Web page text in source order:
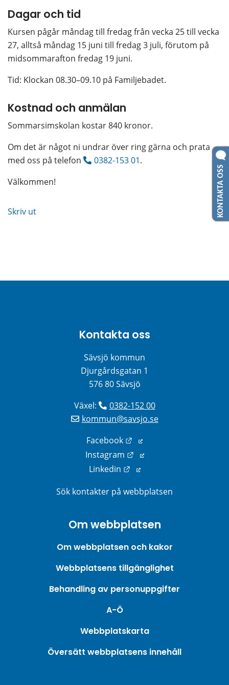
Dagar och tid
Kursen pågår måndag till fredag från vecka 25 till vecka
27, alltså måndag 15 juni till fredag 3 juli, förutom på
midsommarafton fredag 19 juni.
Tid: Klockan 08.30–09.10 på Familjebadet.
Kostnad och anmälan
Sommarsimskolan kostar 840 kronor.
Om det är något ni undrar över ring gärna och prata
med oss på telefon
0382-153 01.
Välkommen!
Skriv ut
Kontakta oss
Sävsjö kommun
Djurgårdsgatan 1
576 80 Sävsjö
Växel:
0382-152 00
kommun@savsjo.se
Facebook
Länk till annan
Instagram
Länk till annan
Linkedin
Länk till annan webbplats.
Sök kontakter på webbplatsen
Om webbplatsen
Om webbplatsen och kakor
Webbplatsens tillgänglighet
Behandling av personuppgifter
A-Ö
Webbplatskarta
Översätt webbplatsens innehåll
KONTAKTA OSS